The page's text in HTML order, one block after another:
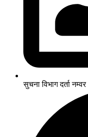
सुचना विभाग दर्ता